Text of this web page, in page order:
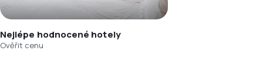
Nejlépe hodnocené hotely
Ověřit cenu